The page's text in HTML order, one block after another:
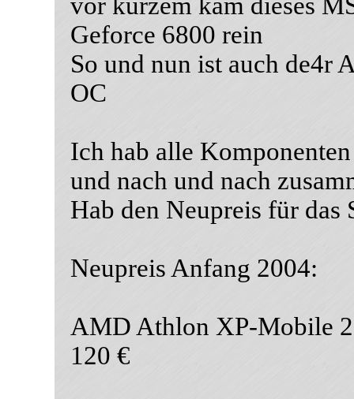
Geforce 6800 rein
So und nun ist auch de4r
OC
Ich hab alle
und nach und nach
Hab den Neupreis für das
Neupreis Anfang 2004:
AMD Athlon XP-Mobile
120 €